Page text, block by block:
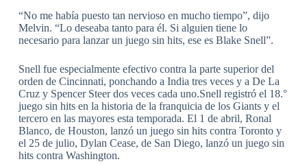
“No me había puesto tan nervioso en mucho tiempo”, dijo
Melvin. “Lo deseaba tanto para él. Si alguien tiene lo
necesario para lanzar un juego sin hits, ese es Blake Snell”.
Snell fue especialmente efectivo contra la parte superior del
orden de Cincinnati, ponchando a India tres veces y a De La
Cruz y Spencer Steer dos veces cada uno.Snell registró el 18.°
juego sin hits en la historia de la franquicia de los Giants y el
tercero en las mayores esta temporada. El 1 de abril, Ronal
Blanco, de Houston, lanzó un juego sin hits contra Toronto y
el 25 de julio, Dylan Cease, de San Diego, lanzó un juego sin
hits contra Washington.